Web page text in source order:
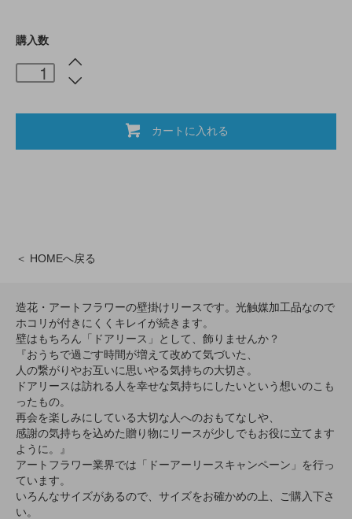
購入数
カートに入れる
＜ HOMEへ戻る
造花・アートフラワーの壁掛けリースです。光触媒加工品なので
ホコリが付きにくくキレイが続きます。
壁はもちろん「ドアリース」として、飾りませんか？
『おうちで過ごす時間が増えて改めて気づいた、
人の繋がりやお互いに思いやる気持ちの大切さ。
ドアリースは訪れる人を幸せな気持ちにしたいという想いのこも
ったもの。
再会を楽しみにしている大切な人へのおもてなしや、
感謝の気持ちを込めた贈り物にリースが少しでもお役に立てます
ように。』
アートフラワー業界では「ドーアーリースキャンペーン」を行っ
ています。
いろんなサイズがあるので、サイズをお確かめの上、ご購入下さ
い。